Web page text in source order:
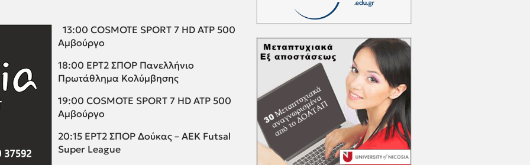
13:00 COSMOTE SPORT 7 HD ATP 500
Αμβούργο
18:00 ΕΡΤ2 ΣΠΟΡ Πανελλήνιο
Πρωτάθλημα Κολύμβησης
19:00 COSMOTE SPORT 7 HD ATP 500
Αμβούργο
20:15 ΕΡΤ2 ΣΠΟΡ Δούκας – ΑΕΚ Futsal
Super League